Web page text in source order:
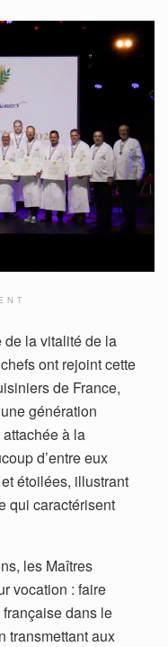
la vitalité de la
ont rejoint cette
de France,
génération
à la
d’entre eux
étoilées, illustrant
qui caractérisent
les Maîtres
vocation : faire
dans le
transmettant aux